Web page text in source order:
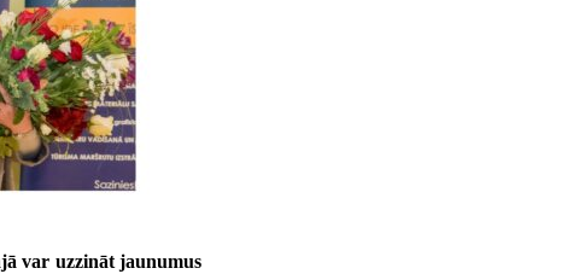
var uzzināt jaunumus